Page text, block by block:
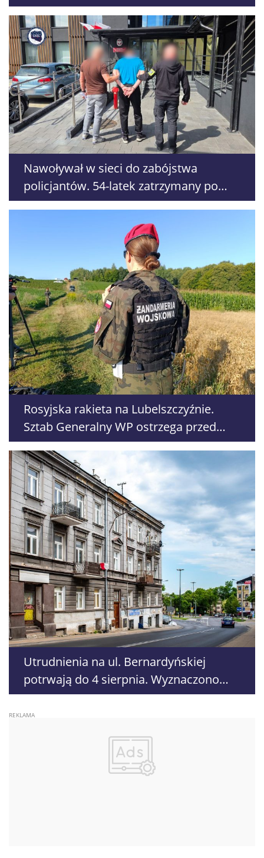
zabezpieczyli elementy napędu i
elektroniki
Nawoływał w sieci do zabójstwa
policjantów. 54-latek zatrzymany po
kilku godzinach
Rosyjska rakieta na Lubelszczyźnie.
Sztab Generalny WP ostrzega przed
dezinformacją
Utrudnienia na ul. Bernardyńskiej
potrwają do 4 sierpnia. Wyznaczono
objazdy